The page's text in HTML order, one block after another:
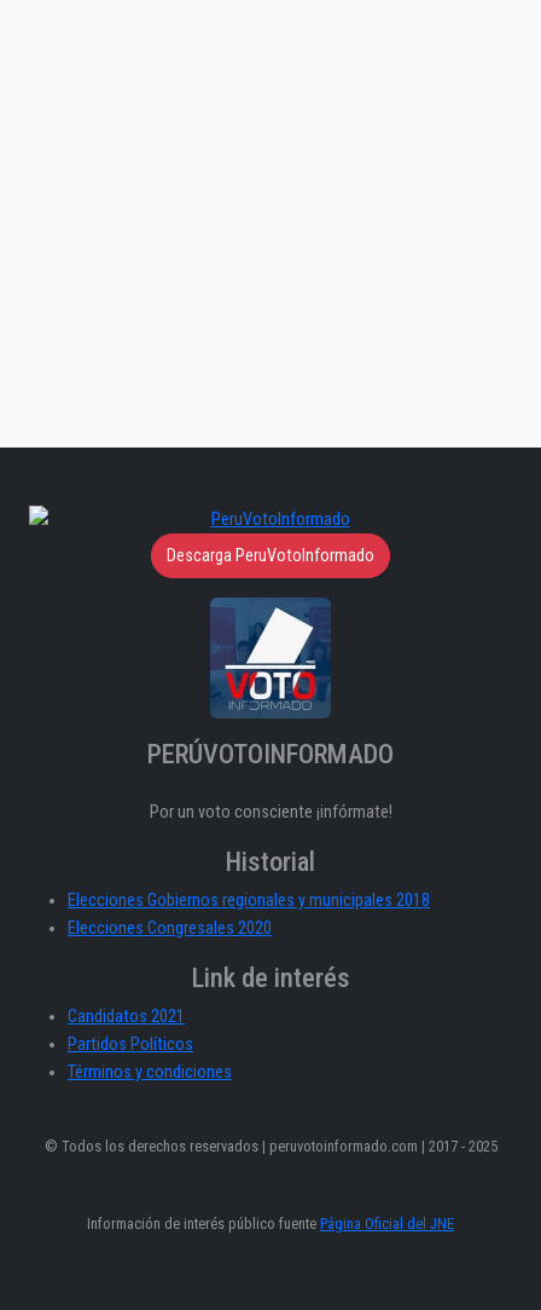
Descarga PeruVotoInformado
PERÚVOTOINFORMADO
Por un voto consciente ¡infórmate!
Historial
Elecciones Gobiernos regionales y municipales 2018
Elecciones Congresales 2020
Link de interés
Candidatos 2021
Partidos Políticos
Términos y condiciones
© Todos los derechos reservados | peruvotoinformado.com | 2017 - 2025
Información de interés público fuente Página Oficial del JNE